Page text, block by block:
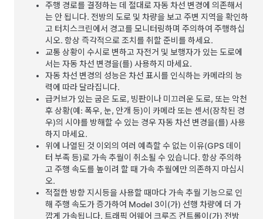
주행 경로를 결정하는 데 절대로자동 차선 변경에 의존해서
는 안 됩니다. 전방의 도로 및 차량을 보고 주변 지역을 확인하
고 터치스크린에서 경고를 모니터링하며 주의하여 주행하십
시오. 항상 즉각적으로 조치를 취할 준비를 하세요.
교통 상황이 수시로 변하고 자전거 및 보행자가 있는 도로에
서는자동 차선 변경을(를) 사용하지 마세요.
자동 차선 변경의 성능은 차선 표시를 인식하는 카메라의 능
력에 따라 달라집니다.
급커브가 있는 굽은 도로, 빙판이나 미끄러운 도로, 또는 악천
후 상황(예: 폭우, 눈, 안개 등)이 카메라 또는 센서(장착된 경
우)의 시야를 방해할 수 있는 경우자동 차선 변경을(를) 사용
하지 마세요.
위에 나열된 것 이외의 여러 예측할 수 없는 이유(GPS 데이
터 부족 등)로 가속 추월이 취소될 수 있습니다. 항상 주의하
고 주행 속도를 높이려 할 때 가속 추월에만 의존하지 마십시
오.
적절한 방향 지시등을 사용할 때마다 가속 추월 기능으로 인
해 주행 속도가 증가하여 Model 3이(가) 선행 차량에 더 가
깝게 가속됩니다.트래픽 어웨어 크루즈 컨트롤이(가) 전방